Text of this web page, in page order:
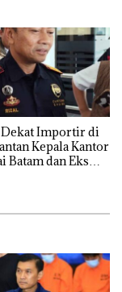
Importir di
Kepala Kantor
Batam dan Eks